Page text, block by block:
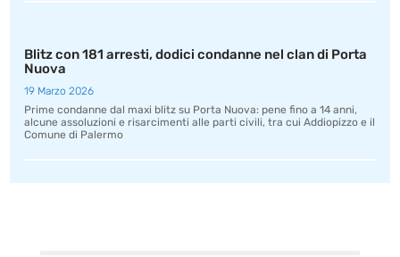
Blitz con 181 arresti, dodici condanne nel clan di Porta
Nuova
19 Marzo 2026
Prime condanne dal maxi blitz su Porta Nuova: pene fino a 14 anni,
alcune assoluzioni e risarcimenti alle parti civili, tra cui Addiopizzo e il
Comune di Palermo